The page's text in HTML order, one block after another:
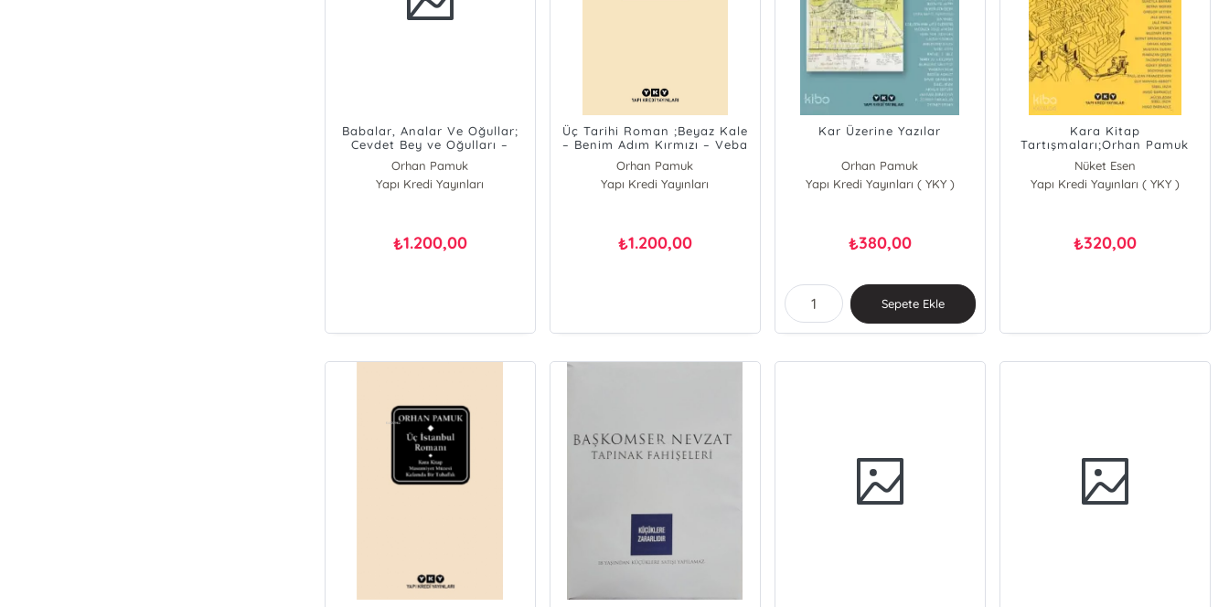
Babalar, Analar Ve Oğullar;
Cevdet Bey ve Oğulları –
Sessiz Ev – Kırmızı Saçlı
Kadın
Orhan Pamuk
Yapı Kredi Yayınları
₺1.200,00
Üç Tarihi Roman ;Beyaz Kale
– Benim Adım Kırmızı – Veba
Geceleri
Orhan Pamuk
Yapı Kredi Yayınları
₺1.200,00
Kar Üzerine Yazılar
Orhan Pamuk
Yapı Kredi Yayınları ( YKY )
₺380,00
Sepete Ekle
Kara Kitap
Tartışmaları;Orhan Pamuk
Söyleşisiyle
Nüket Esen
Yapı Kredi Yayınları ( YKY )
₺320,00